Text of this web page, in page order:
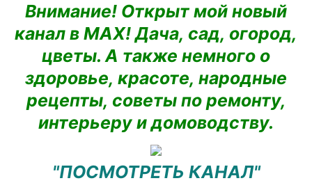
Внимание! Открыт мой новый
канал в MAX! Дача, сад, огород,
цветы. А также немного о
здоровье, красоте, народные
рецепты, советы по ремонту,
интерьеру и домоводству.
"ПОСМОТРЕТЬ КАНАЛ"